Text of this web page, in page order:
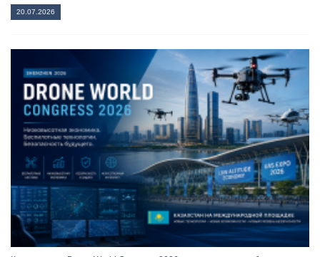
20.07.2026